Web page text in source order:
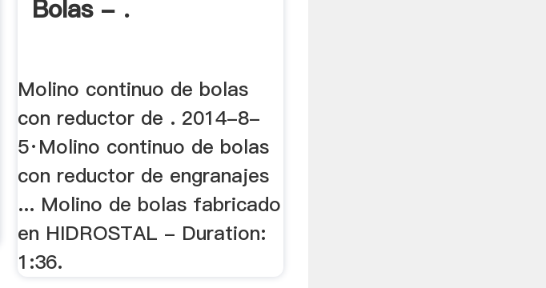
Bolas - .
Molino continuo de bolas
con reductor de . 2014-8-
5·Molino continuo de bolas
con reductor de engranajes
... Molino de bolas fabricado
en HIDROSTAL - Duration:
1:36.